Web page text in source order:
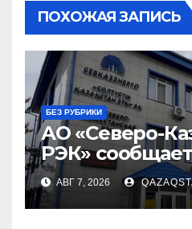
ПОХОЖАЯ ЗАПИСЬ
БЕЗ РУБРИКИ
АО «Северо-
РЭК»
повышении
сентября 2026
АВГ 7, 2026